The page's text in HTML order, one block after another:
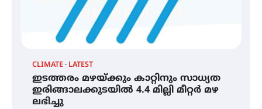
CLIMATE LATEST
ഇടത്തരം മഴയ്ക്കും കാറ്റിനും സാധ്യത
ഇരിങ്ങാലക്കുടയിൽ 4.4 മില്ലി മീറ്റർ മഴ
ലഭിച്ചു
തേലപ്പിളളി പാറേമൽ വറീത്
തോമാസ് (69) അന്തരിച്ചു
അരങ്ങ് 2026′ ആഗസ്റ്റ് 8, 9
തീയതികളിൽ